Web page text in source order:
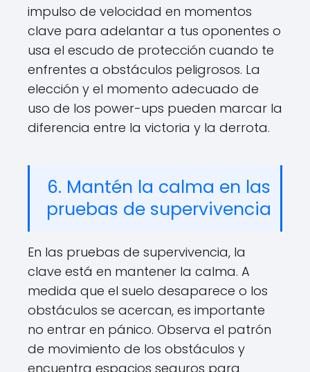
impulso de velocidad en momentos
clave para adelantar a tus oponentes o
usa el escudo de protección cuando te
enfrentes a obstáculos peligrosos. La
elección y el momento adecuado de
uso de los power-ups pueden marcar la
diferencia entre la victoria y la derrota.
6. Mantén la calma en las
pruebas de supervivencia
En las pruebas de supervivencia, la
clave está en mantener la calma. A
medida que el suelo desaparece o los
obstáculos se acercan, es importante
no entrar en pánico. Observa el patrón
de movimiento de los obstáculos y
encuentra espacios seguros para